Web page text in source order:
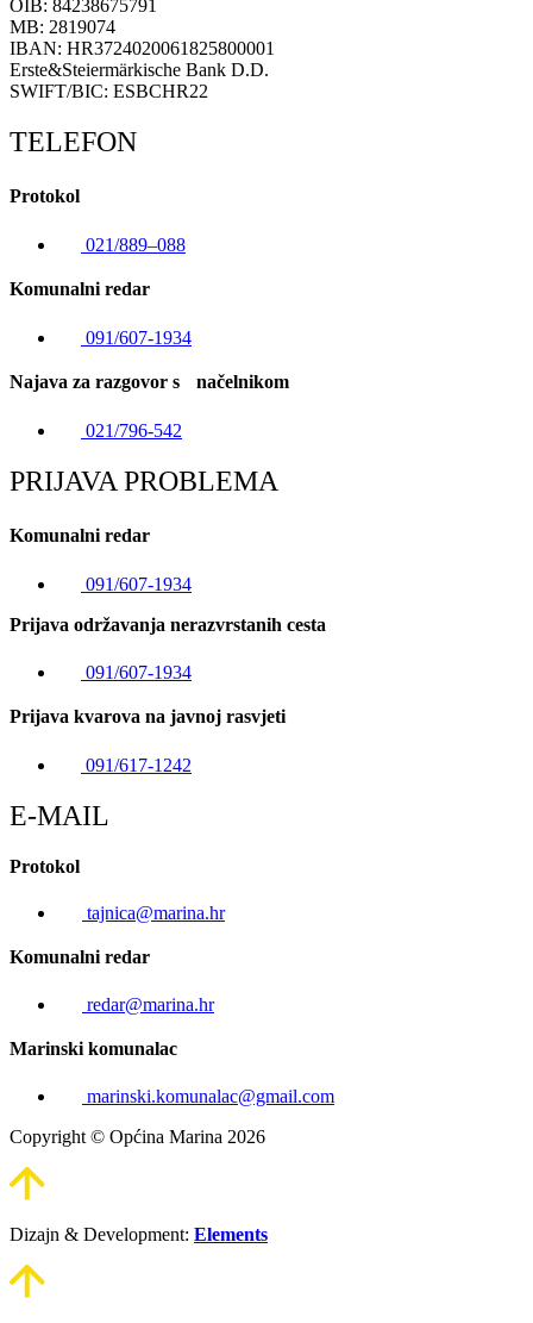
OIB: 84238675791
MB: 2819074
IBAN: HR3724020061825800001
Erste&Steiermärkische Bank D.D.
SWIFT/BIC: ESBCHR22
TELEFON
Protokol
021/889–088
Komunalni redar
091/607-1934
Najava za razgovor s načelnikom
021/796-542
PRIJAVA PROBLEMA
Komunalni redar
091/607-1934
Prijava održavanja nerazvrstanih cesta
091/607-1934
Prijava kvarova na javnoj rasvjeti
091/617-1242
E-MAIL
Protokol
tajnica@marina.hr
Komunalni redar
redar@marina.hr
Marinski komunalac
marinski.komunalac@gmail.com
Copyright © Općina Marina 2026
Dizajn & Development: Elements